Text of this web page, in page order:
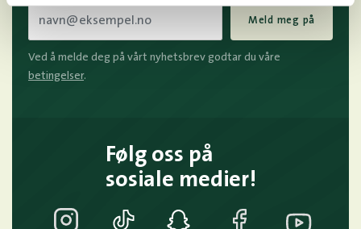
Meld meg på
Ved å melde deg på vårt nyhetsbrev godtar du våre
betingelser.
Følg oss på
sosiale medier!